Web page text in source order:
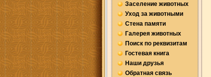
Заселение животных
Уход за животными
Стена памяти
Галерея животных
Поиск по реквизитам
Гостевая книга
Наши друзья
Обратная связь